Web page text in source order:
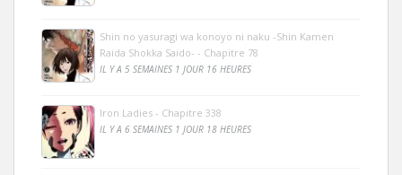
Shin no yasuragi wa konoyo ni naku -Shin Kamen
Raida Shokka Saido- - Chapitre 78
IL Y A 5 SEMAINES 1 JOUR 16 HEURES
Iron Ladies - Chapitre 338
IL Y A 6 SEMAINES 1 JOUR 18 HEURES